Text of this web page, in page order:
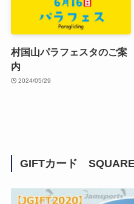
村国山パラフェスタのご案
内
2024/05/29
GIFTカード